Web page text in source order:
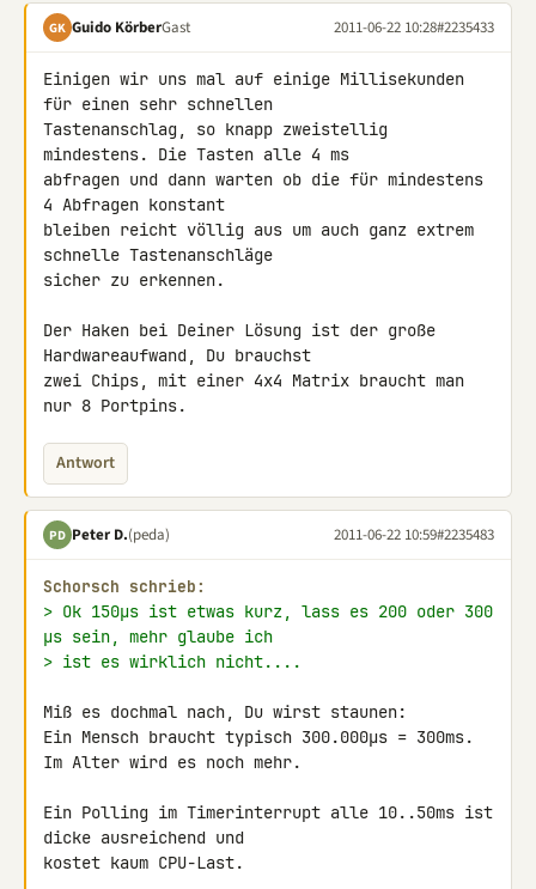
GK Guido KörberGast 2011-06-22 10:28#2235433
Einigen wir uns mal auf einige Millisekunden
für einen sehr schnellen
Tastenanschlag, so knapp zweistellig
mindestens. Die Tasten alle 4 ms
abfragen und dann warten ob die für mindestens
4 Abfragen konstant
bleiben reicht völlig aus um auch ganz extrem
schnelle Tastenanschläge
sicher zu erkennen.
Der Haken bei Deiner Lösung ist der große
Hardwareaufwand, Du brauchst
zwei Chips, mit einer 4x4 Matrix braucht man
nur 8 Portpins.
Antwort
PD Peter D.(peda) 2011-06-22 10:59#2235483
Schorsch schrieb:
> Ok 150µs ist etwas kurz, lass es 200 oder 300
µs sein, mehr glaube ich
> ist es wirklich nicht....
Miß es dochmal nach, Du wirst staunen:
Ein Mensch braucht typisch 300.000µs = 300ms.
Im Alter wird es noch mehr.
Ein Polling im Timerinterrupt alle 10..50ms ist
dicke ausreichend und
kostet kaum CPU-Last.